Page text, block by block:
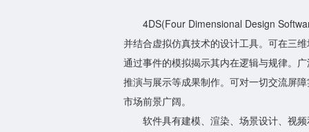
4DS(Four Dimensional Design
并结合虚拟仿真技术的设计工具。可在三
通过事件的模拟揭示其内在逻辑与规律。
推演与展示等成果制作。可对一切交流屏
市场前景广阔。
软件具有建模、渲染、场景设计、视